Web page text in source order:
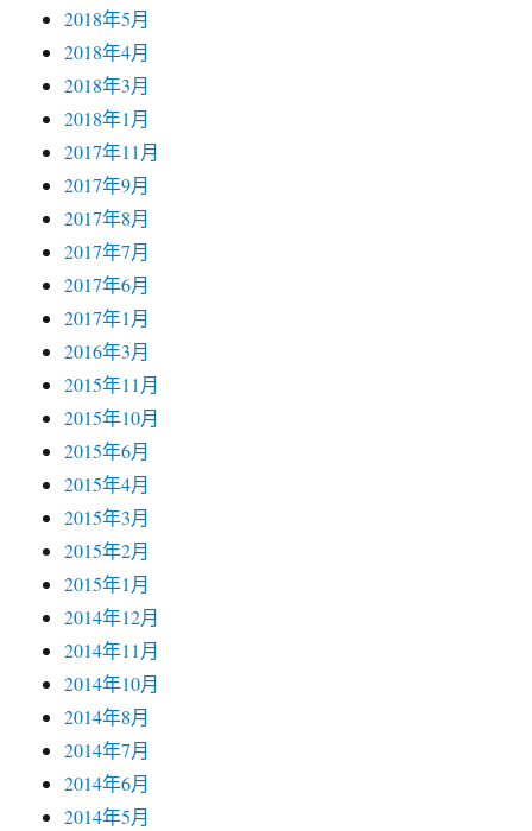
2018年5月
2018年4月
2018年3月
2018年1月
2017年11月
2017年9月
2017年8月
2017年7月
2017年6月
2017年1月
2016年3月
2015年11月
2015年10月
2015年6月
2015年4月
2015年3月
2015年2月
2015年1月
2014年12月
2014年11月
2014年10月
2014年8月
2014年7月
2014年6月
2014年5月